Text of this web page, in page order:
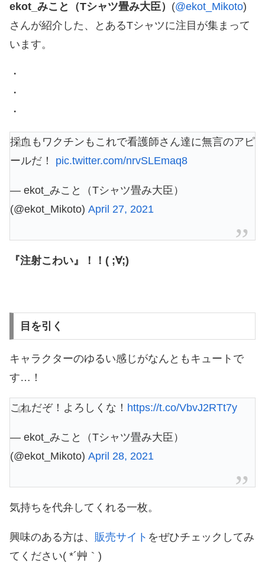
ekot_みこと（Tシャツ畳み大臣） (@ekot_Mikoto)
さんが紹介した、とあるTシャツに注目が集まって
います。
・
・
・
採血もワクチンもこれで看護師さん達に無言のアピ
ールだ！ pic.twitter.com/nrvSLEmaq8
— ekot_みこと（Tシャツ畳み大臣）
(@ekot_Mikoto) April 27, 2021
『注射こわい』！！( ;∀;)
目を引く
キャラクターのゆるい感じがなんともキュートで
す…！
これだぞ！よろしくな！ https://t.co/VbvJ2RTt7y
— ekot_みこと（Tシャツ畳み大臣）
(@ekot_Mikoto) April 28, 2021
気持ちを代弁してくれる一枚。
興味のある方は、 販売サイト をぜひチェックしてみ
てください( *´艸｀)